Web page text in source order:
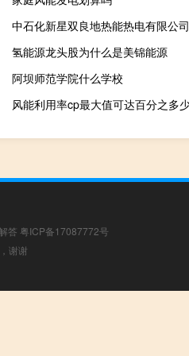
中石化新星双良地热能热电有限公
氢能源龙头股为什么是美锦能源
阿坝师范学院什么学校
风能利用率cp最大值可达百分之多
答 粤ICP备17087772号
谢谢